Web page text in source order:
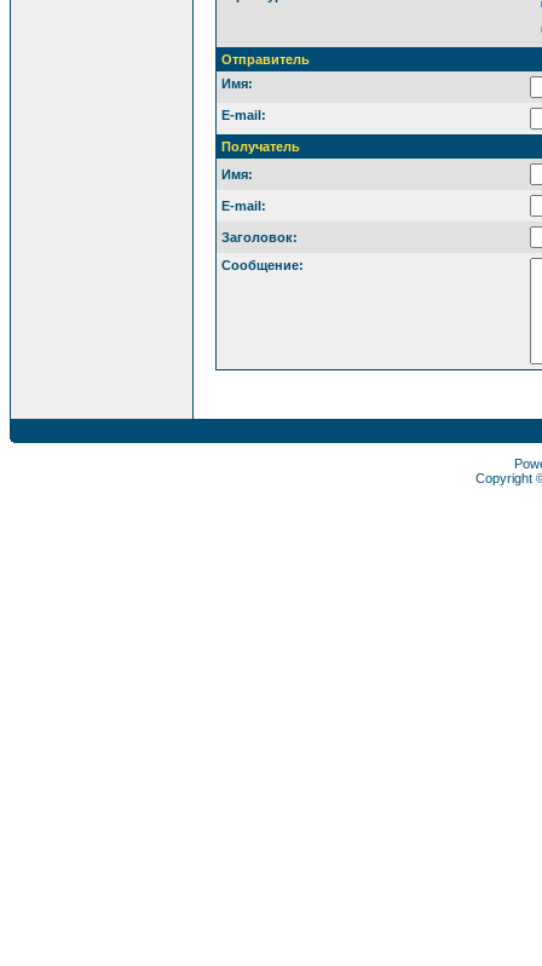
Отправитель
Имя:
E-mail:
Получатель
Имя:
E-mail:
Заголовок:
Сообщение:
Copyright